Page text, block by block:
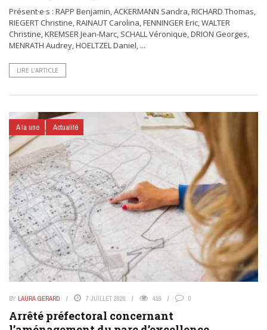
Présent·e·s : RAPP Benjamin, ACKERMANN Sandra, RICHARD Thomas,
RIEGERT Christine, RAINAUT Carolina, FENNINGER Eric, WALTER
Christine, KREMSER Jean-Marc, SCHALL Véronique, DRION Georges,
MENRATH Audrey, HOELTZEL Daniel, ...
LIRE L’ARTICLE
A la une Actualité
BY LAURA GERARD 7 JUILLET 2026 416 0
Arrêté préfectoral concernant